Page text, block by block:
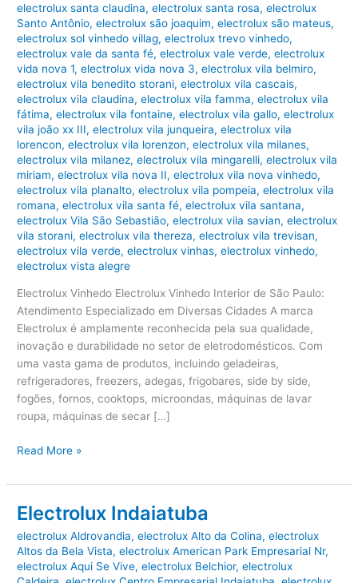
electrolux santa claudina,electrolux santa rosa,electrolux
Santo Antônio,electrolux são joaquim,electrolux são mateus,
electrolux sol vinhedo villag,electrolux trevo vinhedo,
electrolux vale da santa fé,electrolux vale verde,electrolux
vida nova 1,electrolux vida nova 3,electrolux vila belmiro,
electrolux vila benedito storani,electrolux vila cascais,
electrolux vila claudina,electrolux vila famma,electrolux vila
fátima,electrolux vila fontaine,electrolux vila gallo,electrolux
vila joão xx III,electrolux vila junqueira,electrolux vila
lorencon,electrolux vila lorenzon,electrolux vila milanes,
electrolux vila milanez,electrolux vila mingarelli,electrolux vila
miriam,electrolux vila nova II,electrolux vila nova vinhedo,
electrolux vila planalto,electrolux vila pompeia,electrolux vila
romana,electrolux vila santa fé,electrolux vila santana,
electrolux Vila São Sebastião,electrolux vila savian,electrolux
vila storani,electrolux vila thereza,electrolux vila trevisan,
electrolux vila verde,electrolux vinhas,electrolux vinhedo,
electrolux vista alegre
Electrolux Vinhedo Electrolux Vinhedo Interior de São Paulo:
Atendimento Especializado em Diversas Cidades A marca
Electrolux é amplamente reconhecida pela sua qualidade,
inovação e durabilidade no setor de eletrodomésticos. Com
uma vasta gama de produtos, incluindo geladeiras,
refrigeradores, freezers, adegas, frigobares, side by side,
fogões, fornos, cooktops, microondas, máquinas de lavar
roupa, máquinas de secar […]
Electrolux
Read More »
Electrolux Indaiatuba
electrolux Aldrovandia,electrolux Alto da Colina,electrolux
Altos da Bela Vista,electrolux American Park Empresarial Nr,
electrolux Aqui Se Vive,electrolux Belchior,electrolux